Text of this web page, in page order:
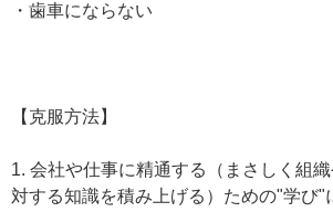
・歯車にならない
【克服方法】
1. 会社や仕事に精通する（まさしく組
対する知識を積み上げる）ための"学び"